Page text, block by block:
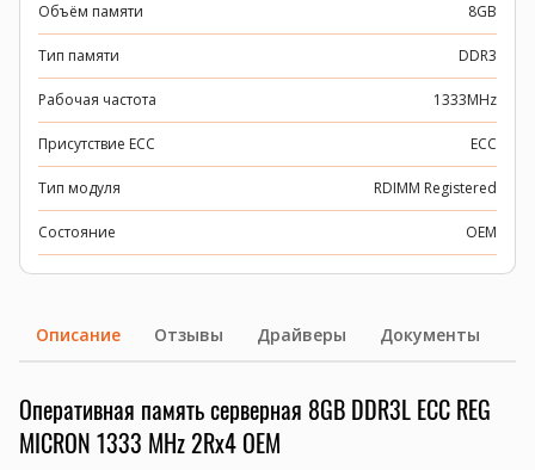
Объём памяти 8GB
Тип памяти DDR3
Рабочая частота 1333MHz
Присутствие ECC ECC
Тип модуля RDIMM Registered
Состояние OEM
Описание Отзывы Драйверы Документы
Оперативная память серверная 8GB DDR3L ECC REG
MICRON 1333 MHz 2Rx4 OEM